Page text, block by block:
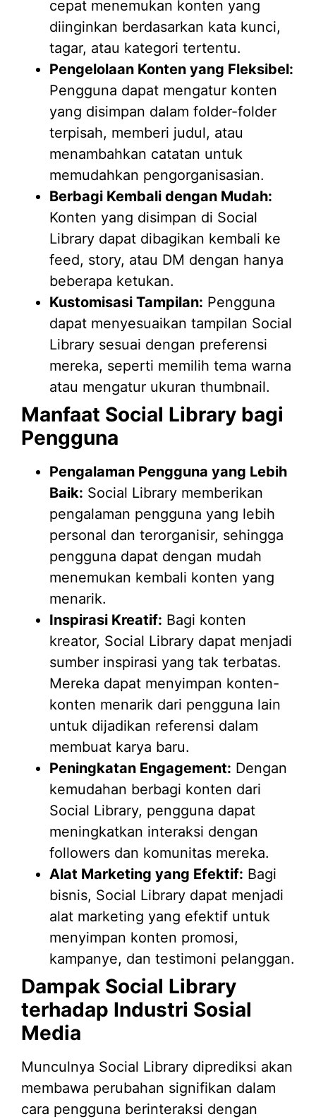
cepat menemukan konten yang
diinginkan berdasarkan kata kunci,
tagar, atau kategori tertentu.
Pengelolaan Konten yang Fleksibel:
Pengguna dapat mengatur konten
yang disimpan dalam folder-folder
terpisah, memberi judul, atau
menambahkan catatan untuk
memudahkan pengorganisasian.
Berbagi Kembali dengan Mudah:
Konten yang disimpan di Social
Library dapat dibagikan kembali ke
feed, story, atau DM dengan hanya
beberapa ketukan.
Kustomisasi Tampilan: Pengguna
dapat menyesuaikan tampilan Social
Library sesuai dengan preferensi
mereka, seperti memilih tema warna
atau mengatur ukuran thumbnail.
Manfaat Social Library bagi
Pengguna
Pengalaman Pengguna yang Lebih
Baik: Social Library memberikan
pengalaman pengguna yang lebih
personal dan terorganisir, sehingga
pengguna dapat dengan mudah
menemukan kembali konten yang
menarik.
Inspirasi Kreatif: Bagi konten
kreator, Social Library dapat menjadi
sumber inspirasi yang tak terbatas.
Mereka dapat menyimpan konten-
konten menarik dari pengguna lain
untuk dijadikan referensi dalam
membuat karya baru.
Peningkatan Engagement: Dengan
kemudahan berbagi konten dari
Social Library, pengguna dapat
meningkatkan interaksi dengan
followers dan komunitas mereka.
Alat Marketing yang Efektif: Bagi
bisnis, Social Library dapat menjadi
alat marketing yang efektif untuk
menyimpan konten promosi,
kampanye, dan testimoni pelanggan.
Dampak Social Library
terhadap Industri Sosial
Media
Munculnya Social Library diprediksi akan
membawa perubahan signifikan dalam
cara pengguna berinteraksi dengan